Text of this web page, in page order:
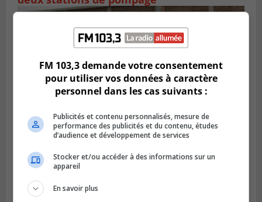
LA PRAIRIE
Publié le 5 août 2026 à 11h59
La Prairie loue des espaces de glace
jusqu’en avril 2027
FM 103,3 demande votre consentement
pour utiliser vos données à caractère
personnel dans les cas suivants :
Publicités et contenu personnalisés, mesure de
performance des publicités et du contenu, études
d’audience et développement de services
Stocker et/ou accéder à des informations sur un
appareil
En savoir plus